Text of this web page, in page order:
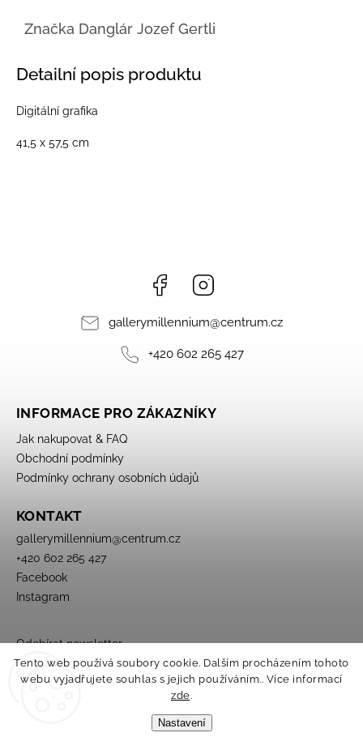
Tento web používá soubory cookie. Dalším procházením tohoto
webu vyjadřujete souhlas s jejich používáním.. Více informací
zde.
Nastavení
Značka Danglár Jozef Gertli
Detailní popis produktu
Digitální grafika
41,5 x 57,5 cm
Facebook
gallerymillennium@centrum.cz
+420 602 265 427
INFORMACE PRO ZÁKAZNÍKY
Jak nakupovat & FAQ
Obchodní podmínky
Podmínky ochrany osobních údajů
KONTAKT
gallerymillennium@centrum.cz
+420 602 265 427
Facebook
Instagram
Odebírat newsletter